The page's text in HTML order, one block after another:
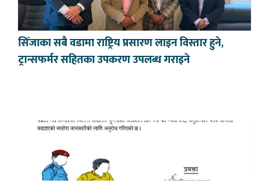
सिँजाका सबै वडामा राष्ट्रिय प्रसारण लाइन विस्तार हुने,
ट्रान्सफर्मर सहितका उपकरण उपलब्ध गराइने